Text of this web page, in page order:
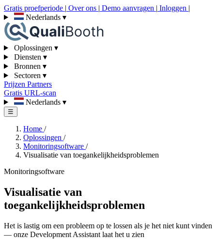
Gratis proefperiode | Over ons | Demo aanvragen | Inloggen |
Nederlands ▾
Oplossingen ▾
Diensten ▾
Bronnen ▾
Sectoren ▾
Prijzen Partners
Gratis URL-scan
Nederlands ▾
☰
Home /
Oplossingen /
Monitoringsoftware /
Visualisatie van toegankelijkheidsproblemen
Monitoringsoftware
Visualisatie van
toegankelijkheidsproblemen
Het is lastig om een probleem op te lossen als je het niet kunt vinden
— onze Development Assistant laat het u zien